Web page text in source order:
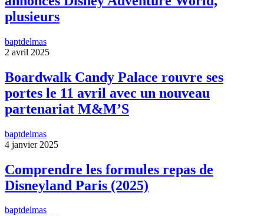
plusieurs
baptdelmas
2 avril 2025
Boardwalk Candy Palace rouvre ses
portes le 11 avril avec un nouveau
partenariat M&M’S
baptdelmas
4 janvier 2025
Comprendre les formules repas de
Disneyland Paris (2025)
baptdelmas